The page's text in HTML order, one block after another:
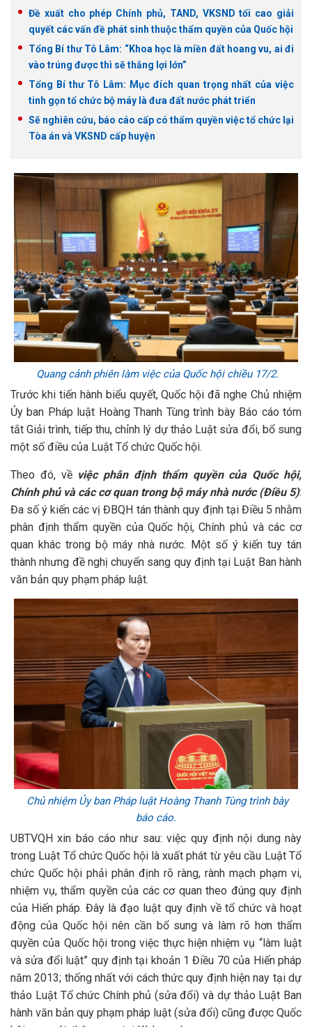
Đề xuất cho phép Chính phủ, TAND, VKSND tối cao giải
quyết các vấn đề phát sinh thuộc thẩm quyền của Quốc hội
Tổng Bí thư Tô Lâm: “Khoa học là miền đất hoang vu, ai đi
vào trúng được thì sẽ thắng lợi lớn”
Tổng Bí thư Tô Lâm: Mục đích quan trọng nhất của việc
tinh gọn tổ chức bộ máy là đưa đất nước phát triển
Sẽ nghiên cứu, báo cáo cấp có thẩm quyền việc tổ chức lại
Tòa án và VKSND cấp huyện
Quang cảnh phiên làm việc của Quốc hội chiều 17/2.
Trước khi tiến hành biểu quyết, Quốc hội đã nghe Chủ nhiệm
Ủy ban Pháp luật Hoàng Thanh Tùng trình bày Báo cáo tóm
tắt Giải trình, tiếp thu, chỉnh lý dự thảo Luật sửa đổi, bổ sung
một số điều của Luật Tổ chức Quốc hội.
Theo đó, về việc phân định thẩm quyền của Quốc hội,
Chính phủ và các cơ quan trong bộ máy nhà nước (Điều 5):
Đa số ý kiến các vị ĐBQH tán thành quy định tại Điều 5 nhằm
phân định thẩm quyền của Quốc hội, Chính phủ và các cơ
quan khác trong bộ máy nhà nước. Một số ý kiến tuy tán
thành nhưng đề nghị chuyển sang quy định tại Luật Ban hành
văn bản quy phạm pháp luật.
Chủ nhiệm Ủy ban Pháp luật Hoàng Thanh Tùng trình bày
báo cáo.
UBTVQH xin báo cáo như sau: việc quy định nội dung này
trong Luật Tổ chức Quốc hội là xuất phát từ yêu cầu Luật Tổ
chức Quốc hội phải phân định rõ ràng, rành mạch phạm vi,
nhiệm vụ, thẩm quyền của các cơ quan theo đúng quy định
của Hiến pháp. Đây là đạo luật quy định về tổ chức và hoạt
động của Quốc hội nên cần bổ sung và làm rõ hơn thẩm
quyền của Quốc hội trong việc thực hiện nhiệm vụ “làm luật
và sửa đổi luật” quy định tại khoản 1 Điều 70 của Hiến pháp
năm 2013; thống nhất với cách thức quy định hiện nay tại dự
thảo Luật Tổ chức Chính phủ (sửa đổi) và dự thảo Luật Ban
hành văn bản quy phạm pháp luật (sửa đổi) cũng được Quốc